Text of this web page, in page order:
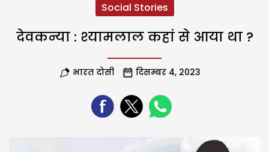
Social Stories
देवकन्या : श्यामलाल कहां से आया था ?
भारत दोसी दिसम्बर 4, 2023